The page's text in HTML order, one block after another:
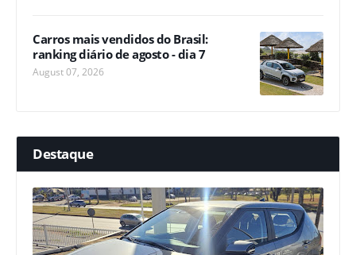
Carros mais vendidos do Brasil:
ranking diário de agosto - dia 7
August 07, 2026
Destaque